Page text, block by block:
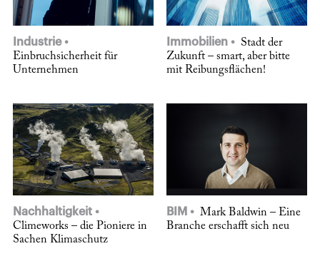
Industrie
Einbruchsicherheit für
Unternehmen
Immobilien
Stadt der
Zukunft – smart, aber bitte
mit Reibungsflächen!
Nachhaltigkeit
Climeworks – die Pioniere in
Sachen Klimaschutz
BIM
Mark Baldwin – Eine
Branche erschafft sich neu